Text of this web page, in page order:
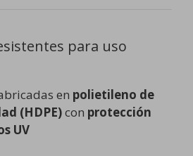
para uso
en polietileno de
(HDPE)con protección
UV